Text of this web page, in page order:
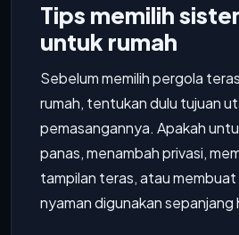
Tips memilih
untuk rumah
Sebelum memilih pergola
rumah, tentukan dulu tujuan
pemasangannya. Apakah
panas, menambah privasi,
tampilan teras, atau membuat
nyaman digunakan sepanjang